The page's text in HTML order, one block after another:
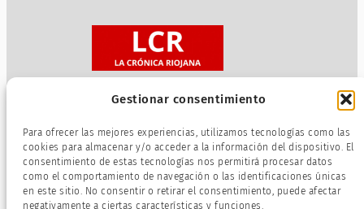
Gestionar consentimiento
Para ofrecer las mejores experiencias, utilizamos tecnologías como las
cookies para almacenar y/o acceder a la información del dispositivo. El
consentimiento de estas tecnologías nos permitirá procesar datos
como el comportamiento de navegación o las identificaciones únicas
en este sitio. No consentir o retirar el consentimiento, puede afectar
negativamente a ciertas características y funciones.
Política de privacidad
Términos de servicio
Política de cookies